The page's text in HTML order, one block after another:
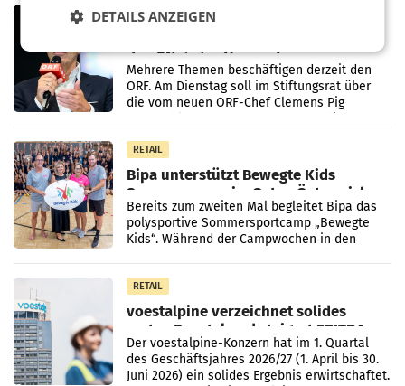
MARKETING & MEDIA
den SN gegen Vorwürfe
Mehrere Themen beschäftigen derzeit den
ORF. Am Dienstag soll im Stiftungsrat über
die vom neuen ORF-Chef Clemens Pig
RETAIL
Bipa unterstützt Bewegte Kids
Sommercamps im Osten Österreichs
Bereits zum zweiten Mal begleitet Bipa das
polysportive Sommersportcamp „Bewegte
Kids“. Während der Campwochen in den
RETAIL
voestalpine verzeichnet solides
erstes Quartal und steigert EBITDA
Der voestalpine-Konzern hat im 1. Quartal
des Geschäftsjahres 2026/27 (1. April bis 30.
Juni 2026) ein solides Ergebnis erwirtschaftet.
DETAILS ANZEIGEN